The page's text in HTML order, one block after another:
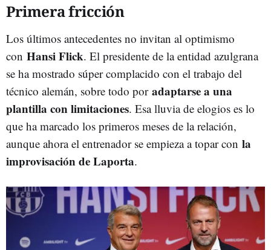
Primera fricción
Los últimos antecedentes no invitan al optimismo
con Hansi Flick. El presidente de la entidad azulgrana
se ha mostrado súper complacido con el trabajo del
técnico alemán, sobre todo por adaptarse a una
plantilla con limitaciones. Esa lluvia de elogios es lo
que ha marcado los primeros meses de la relación,
aunque ahora el entrenador se empieza a topar con la
improvisación de Laporta.